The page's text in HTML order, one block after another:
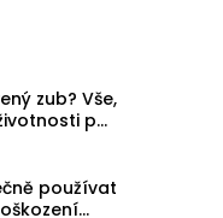
zub? Vše,
po
používat